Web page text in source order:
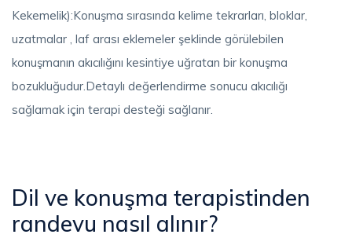
Kekemelik):Konuşma sırasında kelime tekrarları, bloklar,
uzatmalar , laf arası eklemeler şeklinde görülebilen
konuşmanın akıcılığını kesintiye uğratan bir konuşma
bozukluğudur.Detaylı değerlendirme sonucu akıcılığı
sağlamak için terapi desteği sağlanır.
Dil ve konuşma terapistinden
randevu nasıl alınır?